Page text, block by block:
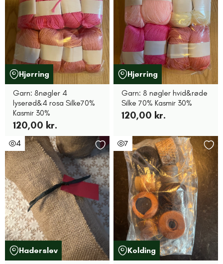
Hjørring
Garn: 8nøgler 4
lyserød&4 rosa Silke70%
Kasmir 30%
120,00 kr.
Hjørring
Garn: 8 nøgler hvid&røde
Silke 70% Kasmir 30%
120,00 kr.
4
Haderslev
7
Kolding